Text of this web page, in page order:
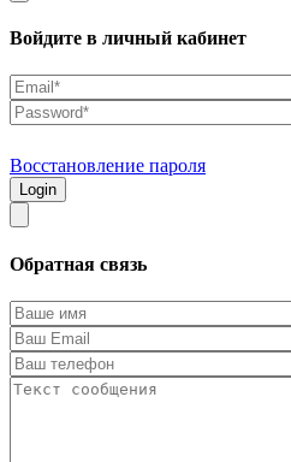
Войдите в личный кабинет
Восстановление пароля
Обратная связь